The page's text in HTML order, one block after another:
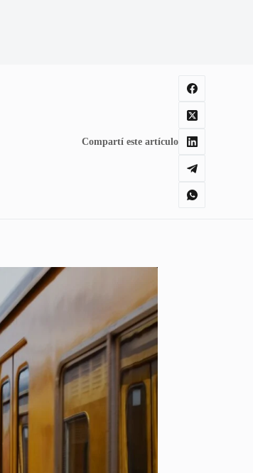
Compartí este artículo